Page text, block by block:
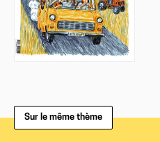
Sur le même thème